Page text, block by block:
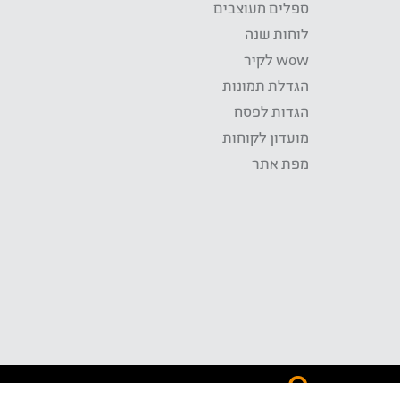
ספלים מעוצבים
לוחות שנה
wow לקיר
הגדלת תמונות
הגדות לפסח
מועדון לקוחות
מפת אתר